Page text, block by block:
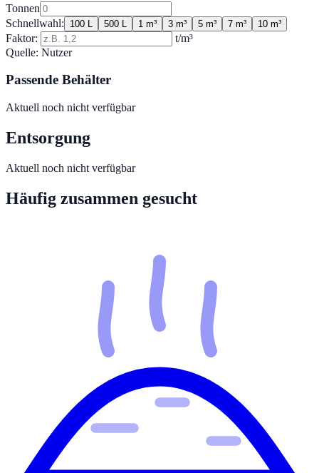
Tonnen
Schnellwahl:
100 L 500 L 1 m³ 3 m³ 5 m³ 7 m³ 10 m³
Faktor:
t/m³
Quelle: Nutzer
Passende Behälter
Aktuell noch nicht verfügbar
Entsorgung
Aktuell noch nicht verfügbar
Häufig zusammen gesucht